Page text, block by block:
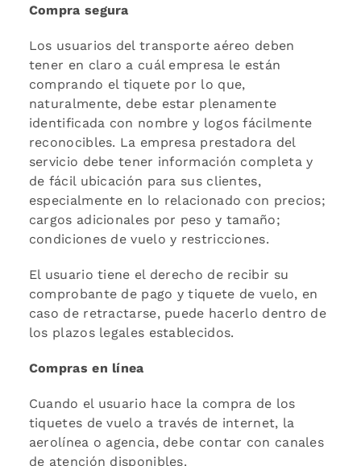
Compra segura
Los usuarios del transporte aéreo deben
tener en claro a cuál empresa le están
comprando el tiquete por lo que,
naturalmente, debe estar plenamente
identificada con nombre y logos fácilmente
reconocibles. La empresa prestadora del
servicio debe tener información completa y
de fácil ubicación para sus clientes,
especialmente en lo relacionado con precios;
cargos adicionales por peso y tamaño;
condiciones de vuelo y restricciones.
El usuario tiene el derecho de recibir su
comprobante de pago y tiquete de vuelo, en
caso de retractarse, puede hacerlo dentro de
los plazos legales establecidos.
Compras en línea
Cuando el usuario hace la compra de los
tiquetes de vuelo a través de internet, la
aerolínea o agencia, debe contar con canales
de atención disponibles.